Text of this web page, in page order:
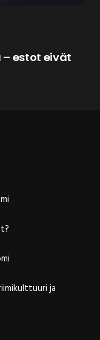
– estot eivät
ja